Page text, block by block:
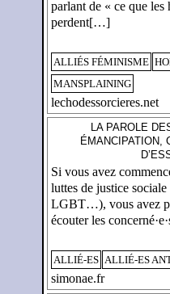
parlant de « ce que les
perdent[…]
ALLIÉS FÉMINISME
MANSPLAINING
lechodessorcieres.net
LA PAROLE
ÉMANCIPATION,
Si vous avez
luttes de justice
LGBT…), vous avez
écouter les
ALLIÉ-ES ALLIÉ-ES
simonae.fr